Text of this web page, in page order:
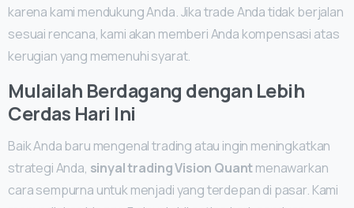
karena kami mendukung Anda. Jika trade Anda tidak berjalan
sesuai rencana, kami akan memberi Anda kompensasi atas
kerugian yang memenuhi syarat.
Mulailah Berdagang dengan Lebih
Cerdas Hari Ini
Baik Anda baru mengenal trading atau ingin meningkatkan
strategi Anda, sinyal trading Vision Quantmenawarkan
cara sempurna untuk menjadi yang terdepan di pasar. Kami